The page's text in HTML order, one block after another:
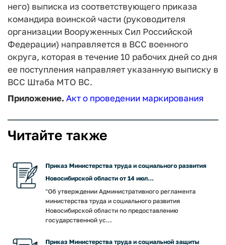
него) выписка из соответствующего приказа
командира воинской части (руководителя
организации Вооруженных Сил Российской
Федерации) направляется в ВСС военного
округа, которая в течение 10 рабочих дней со дня
ее поступления направляет указанную выписку в
ВСС Штаба МТО ВС.
Приложение.Акт о проведении маркирования
Читайте также
Приказ Министерства труда и социального развития
Новосибирской области от 14 июл...
"Об утверждении Административного регламента
министерства труда и социального развития
Новосибирской области по предоставлению
государственной ус...
Приказ Министерства труда и социальной защиты